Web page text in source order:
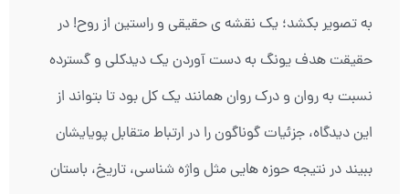
به تصویر بکشد؛ یک نقشه ی حقیقی و راستین از روح! در
حقیقت هدف یونگ به دست آوردن یک دیدکلی و گسترده
نسبت به روان و درک روان همانند یک کل بود تا بتواند از
این دیدگاه، جزئیات گوناگون را در ارتباط متقابل پویایشان
ببیند در نتیجه حوزه هایی مثل واژه شناسی، تاریخ، باستان